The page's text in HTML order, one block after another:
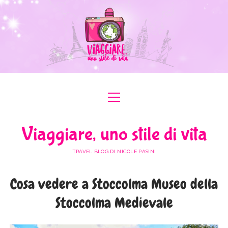
ABOUT ME
MEDIA KIT
menu
BOLOGNA
FORLÌ-CESENA
MODENA
apri
menu
LAZIO
LOMBARDIA
AUSTRIA
BULGARIA
AFRICA apri
EGITTO
ASIA apri
apri
menu
Viaggiare, uno stile di vita
TRAVEL BLOG DI NICOLE PASINI
Cosa vedere a Stoccolma Museo della
Stoccolma Medievale